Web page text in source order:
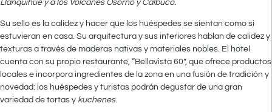
Llanquihue y a los Volcanes Osorno y Calbuco.
Su sello es la calidez y hacer que los huéspedes se sientan como si
estuvieran en casa. Su arquitectura y sus interiores hablan de calidez y
texturas a través de maderas nativas y materiales nobles. El hotel
cuenta con su propio restaurante, “Bellavista 60”, que ofrece productos
locales e incorpora ingredientes de la zona en una fusión de tradición y
novedad: los huéspedes y turistas podrán degustar de una gran
variedad de tortas y kuchenes.